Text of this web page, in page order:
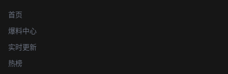
首页
爆料中心
实时更新
热榜